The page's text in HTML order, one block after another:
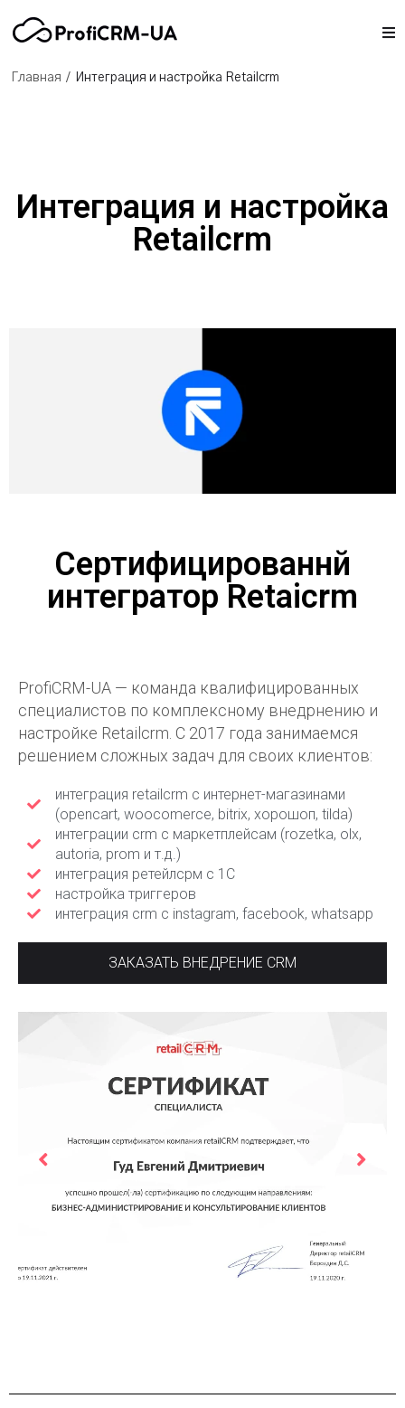
Главная / Интеграция и настройка Retailcrm
Интеграция и настройка
Retailcrm
Сертифицированнй
интегратор Retaicrm
ProfiCRM-UA — команда квалифицированных
специалистов по комплексному внедрнению и
настройке Retailcrm. С 2017 года занимаемся
решением сложных задач для своих клиентов:
интеграция retailcrm с интернет-магазинами
(opencart, woocomerce, bitrix, хорошоп, tilda)
интеграции crm с маркетплейсам (rozetka, olx,
autoria, prom и т.д.)
интеграция ретейлсрм с 1С
настройка триггеров
интеграция crm с instagram, facebook, whatsapp
ЗАКАЗАТЬ ВНЕДРЕНИЕ CRM